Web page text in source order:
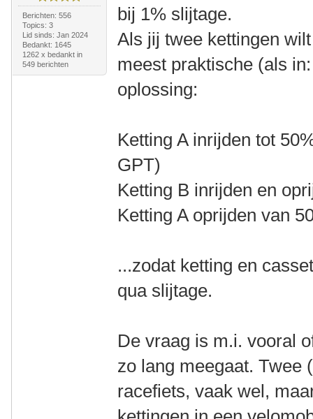
Berichten: 556
Topics: 3
Lid sinds: Jan 2024
Bedankt: 1645
1262 x bedankt in
549 berichten
bij 1% slijtage.
Als jij twee kettingen
meest praktische (als
oplossing:
Ketting A inrijden tot
GPT)
Ketting B inrijden en
Ketting A oprijden van
...zodat ketting en
qua slijtage.
De vraag is m.i. vooral
zo lang meegaat. Twee
racefiets, vaak wel,